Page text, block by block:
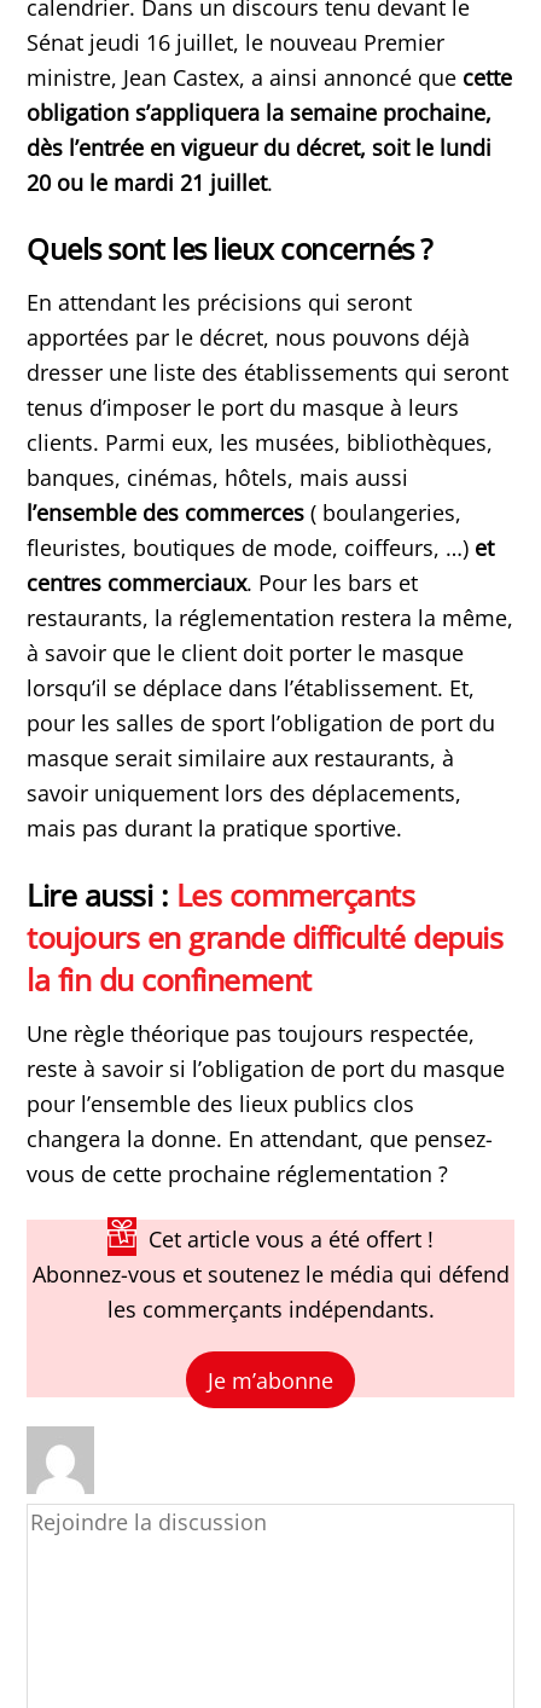
calendrier. Dans un discours tenu devant le
Sénat jeudi 16 juillet, le nouveau Premier
ministre, Jean Castex, a ainsi annoncé que cette
obligation s’appliquera la semaine prochaine,
dès l’entrée en vigueur du décret, soit le lundi
20 ou le mardi 21 juillet.
Quels sont les lieux concernés ?
En attendant les précisions qui seront
apportées par le décret, nous pouvons déjà
dresser une liste des établissements qui seront
tenus d’imposer le port du masque à leurs
clients. Parmi eux, les musées, bibliothèques,
banques, cinémas, hôtels, mais aussi
l’ensemble des commerces ( boulangeries,
fleuristes, boutiques de mode, coiffeurs, …) et
centres commerciaux. Pour les bars et
restaurants, la réglementation restera la même,
à savoir que le client doit porter le masque
lorsqu’il se déplace dans l’établissement. Et,
pour les salles de sport l’obligation de port du
masque serait similaire aux restaurants, à
savoir uniquement lors des déplacements,
mais pas durant la pratique sportive.
Lire aussi : Les commerçants
toujours en grande difficulté depuis
la fin du confinement
Une règle théorique pas toujours respectée,
reste à savoir si l’obligation de port du masque
pour l’ensemble des lieux publics clos
changera la donne. En attendant, que pensez-
vous de cette prochaine réglementation ?
Cet article vous a été offert !
Abonnez-vous et soutenez le média qui défend
les commerçants indépendants.
Je m’abonne